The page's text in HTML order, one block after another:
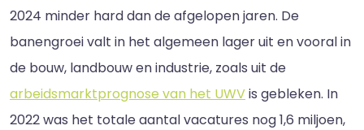
2024 minder hard dan de afgelopen jaren. De
banengroei valt in het algemeen lager uit en vooral in
de bouw, landbouw en industrie, zoals uit de
arbeidsmarktprognose van het UWVis gebleken. In
2022 was het totale aantal vacatures nog 1,6 miljoen,